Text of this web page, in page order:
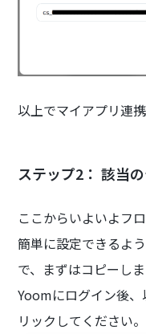
以上でマイアプリ連
ステップ2： 該当
ここからいよいよフ
簡単に設定できるよ
で、まずはコピーしま
Yoomにログイン後
リックしてください。